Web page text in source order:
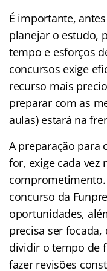
É importante,
planejar o estudo,
tempo e esforços
concursos exige
recurso mais
preparar com as
aulas) estará na
A preparação para
for, exige cada vez
concurso da
oportunidades,
precisa ser
dividir o tempo de
fazer revisões